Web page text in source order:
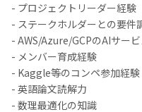
- プロジェクトリーダー経験
- ステークホルダーとの要件
- AWS/Azure/GCPのAIサー
- メンバー育成経験
- Kaggle等のコンペ参加経験
- 英語論文読解力
- 数理最適化の知識